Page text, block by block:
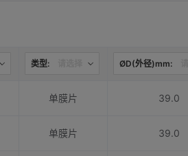
类型: ØD(外径)mm:
单膜片 39.0
单膜片 39.0